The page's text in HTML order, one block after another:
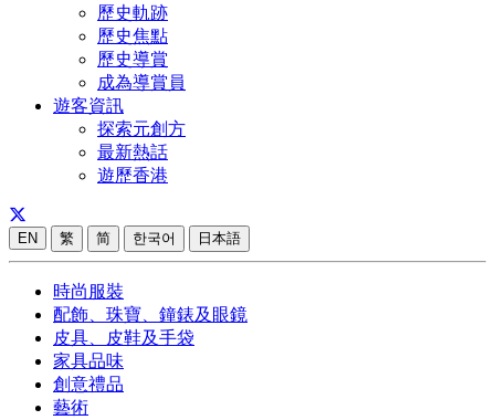
歷史軌跡
歷史焦點
歷史導賞
成為導賞員
遊客資訊
探索元創方
最新熱話
遊歷香港
EN 繁 简 한국어 日本語
時尚服裝
配飾、珠寶、鐘錶及眼鏡
皮具、皮鞋及手袋
家具品味
創意禮品
藝術